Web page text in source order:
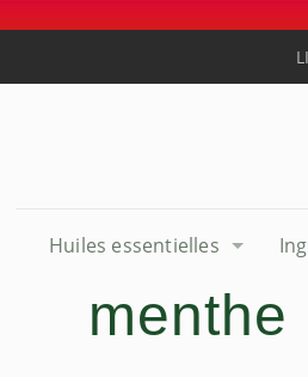
Huiles essentielles
menthe